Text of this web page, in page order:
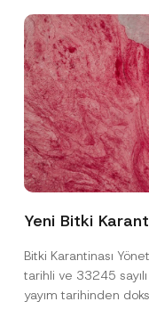
Yeni Bitki
Bitki Karantinası
tarihli ve 33245
yayım tarihinden
Ad*
Firma